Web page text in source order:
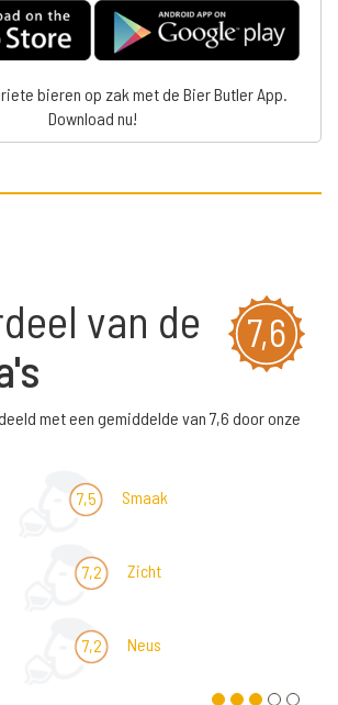
bieren op zak met de Bier Butler App.
Download nu!
7,6
van de
met een gemiddelde van 7,6 door onze
7,5 Smaak
7,2 Zicht
7,2 Neus